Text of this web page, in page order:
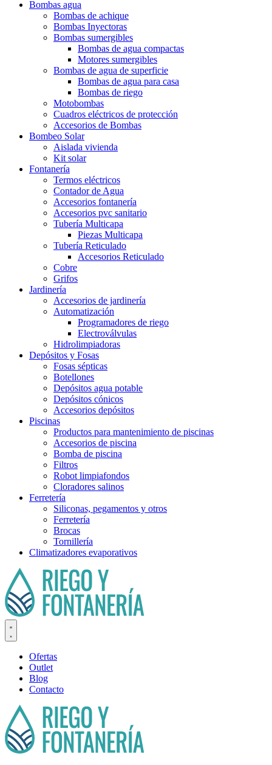
Bombas agua
Bombas de achique
Bombas Inyectoras
Bombas sumergibles
Bombas de agua compactas
Motores sumergibles
Bombas de agua de superficie
Bombas de agua para casa
Bombas de riego
Motobombas
Cuadros eléctricos de protección
Accesorios de Bombas
Bombeo Solar
Aislada vivienda
Kit solar
Fontanería
Termos eléctricos
Contador de Agua
Accesorios fontanería
Accesorios pvc sanitario
Tubería Multicapa
Piezas Multicapa
Tubería Reticulado
Accesorios Reticulado
Cobre
Grifos
Jardinería
Accesorios de jardinería
Automatización
Programadores de riego
Electroválvulas
Hidrolimpiadoras
Depósitos y Fosas
Fosas sépticas
Botellones
Depósitos agua potable
Depósitos cónicos
Accesorios depósitos
Piscinas
Productos para mantenimiento de piscinas
Accesorios de piscina
Bomba de piscina
Filtros
Robot limpiafondos
Cloradores salinos
Ferretería
Siliconas, pegamentos y otros
Ferretería
Brocas
Tornillería
Climatizadores evaporativos
Ofertas
Outlet
Blog
Contacto